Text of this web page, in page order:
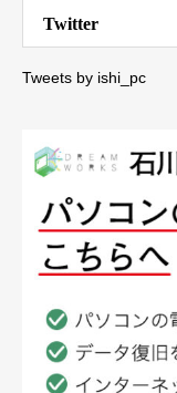
Twitter
Tweets by ishi_pc